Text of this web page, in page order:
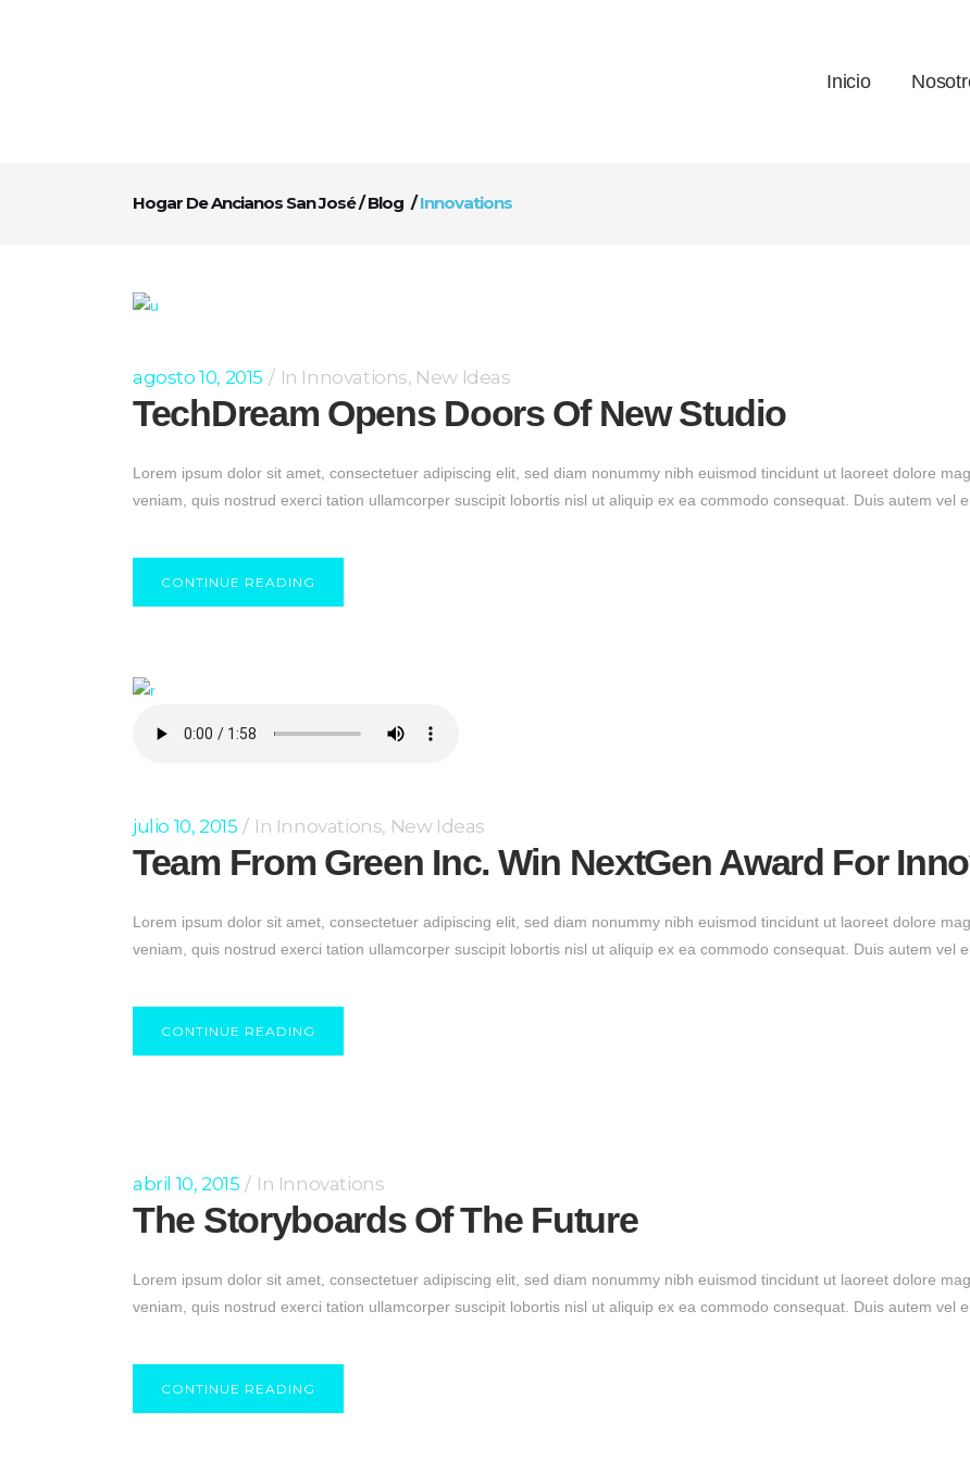
Inicio
Hogar De Ancianos San José/Blog /Innovations
agosto 10, 2015 In Innovations, New Ideas
TechDream Opens Doors Of New Studio
Lorem ipsum dolor sit amet, consectetuer adipiscing elit, sed diam nonummy nibh euismod tincidunt ut laoreet dolore
veniam, quis nostrud exerci tation ullamcorper suscipit lobortis nisl ut aliquip ex ea commodo consequat. Duis autem vel
CONTINUE READING
julio 10, 2015 In Innovations, New Ideas
Team From Green Inc. Win NextGen Award For
Lorem ipsum dolor sit amet, consectetuer adipiscing elit, sed diam nonummy nibh euismod tincidunt ut laoreet dolore
veniam, quis nostrud exerci tation ullamcorper suscipit lobortis nisl ut aliquip ex ea commodo consequat. Duis autem vel
CONTINUE READING
abril 10, 2015 In Innovations
The Storyboards Of The Future
Lorem ipsum dolor sit amet, consectetuer adipiscing elit, sed diam nonummy nibh euismod tincidunt ut laoreet dolore
veniam, quis nostrud exerci tation ullamcorper suscipit lobortis nisl ut aliquip ex ea commodo consequat. Duis autem vel
CONTINUE READING